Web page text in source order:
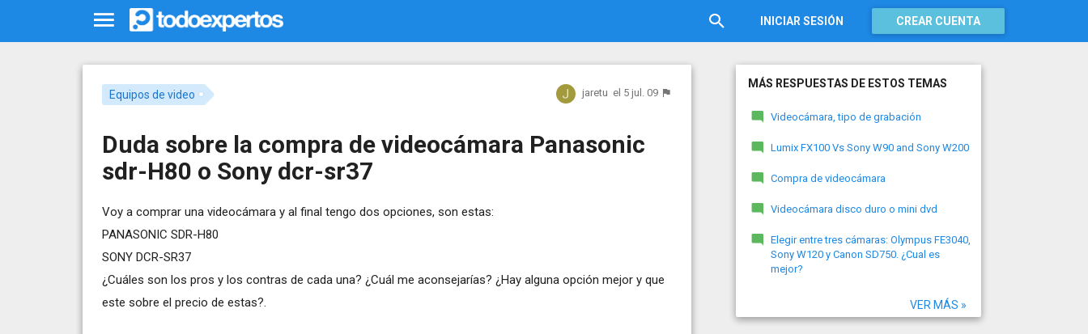
INICIAR SESIÓN CREAR CUENTA
Equipos de video jaretu el 5 jul. 09
Duda sobre la compra de videocámara Panasonic
sdr-H80 o Sony dcr-sr37
Voy a comprar una videocámara y al final tengo dos opciones, son estas:
PANASONIC SDR-H80
SONY DCR-SR37
¿Cuáles son los pros y los contras de cada una? ¿Cuál me aconsejarías? ¿Hay alguna opción mejor y que
este sobre el precio de estas?.
MÁS RESPUESTAS DE ESTOS TEMAS
Videocámara, tipo de grabación
Lumix FX100 Vs Sony W90 and Sony W200
Compra de videocámara
Videocámara disco duro o mini dvd
Elegir entre tres cámaras: Olympus FE3040,
Sony W120 y Canon SD750. ¿Cual es
mejor?
VER MÁS »